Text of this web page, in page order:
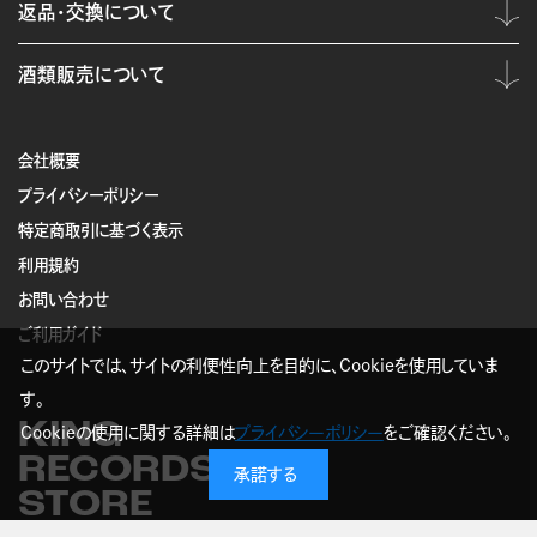
会社概要
プライバシーポリシー
特定商取引に基づく表示
利用規約
お問い合わせ
ご利用ガイド
KING
RECORDS
STORE
返品・交換について
酒類販売について
このサイトでは、サイトの利便性向上を目的に、Cookieを使用していま
す。
Cookieの使用に関する詳細はプライバシーポリシーをご確認ください。
承諾する